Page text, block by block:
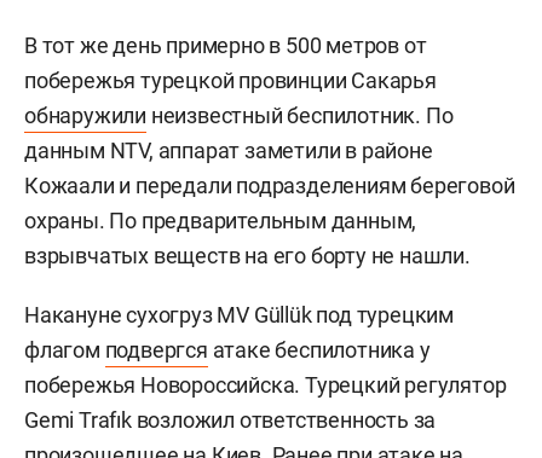
В тот же день примерно в 500 метров от
побережья турецкой провинции Сакарья
обнаружили неизвестный беспилотник. По
данным NTV, аппарат заметили в районе
Кожаали и передали подразделениям береговой
охраны. По предварительным данным,
взрывчатых веществ на его борту не нашли.
Накануне сухогруз MV Güllük под турецким
флагом подвергся атаке беспилотника у
побережья Новороссийска. Турецкий регулятор
Gemi Trafık возложил ответственность за